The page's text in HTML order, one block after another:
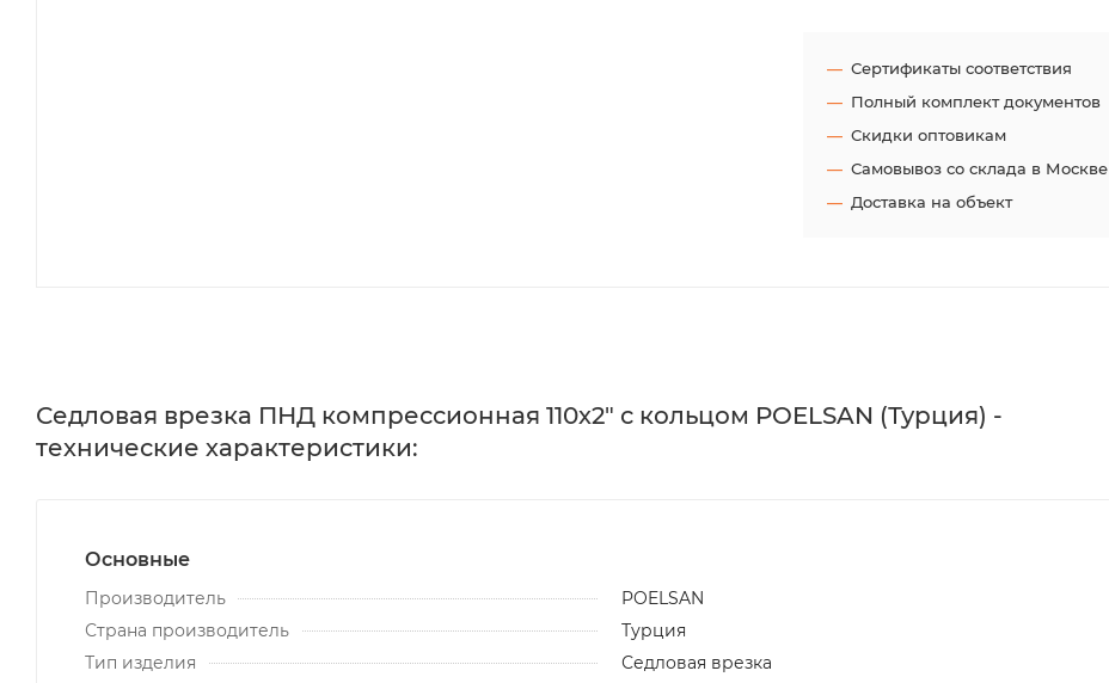
Сертификаты соответствия
Полный комплект документов
Скидки оптовикам
Самовывоз со склада в Москве
Доставка на объект
Седловая врезка ПНД компрессионная 110х2" с кольцом POELSAN (Турция) -
технические характеристики:
Основные
Производитель
POELSAN
Страна производитель
Турция
Тип изделия
Седловая врезка